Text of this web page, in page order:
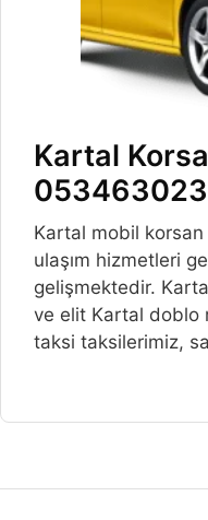
Kartal
Kartal mobil
ulaşım hizmetleri
gelişmektedir.
ve elit Kartal doblo
taksi taksilerimiz,